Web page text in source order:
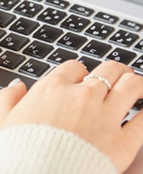
会員登録
資料請求
オンライ
お電話